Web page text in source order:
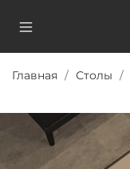
Главная Столы